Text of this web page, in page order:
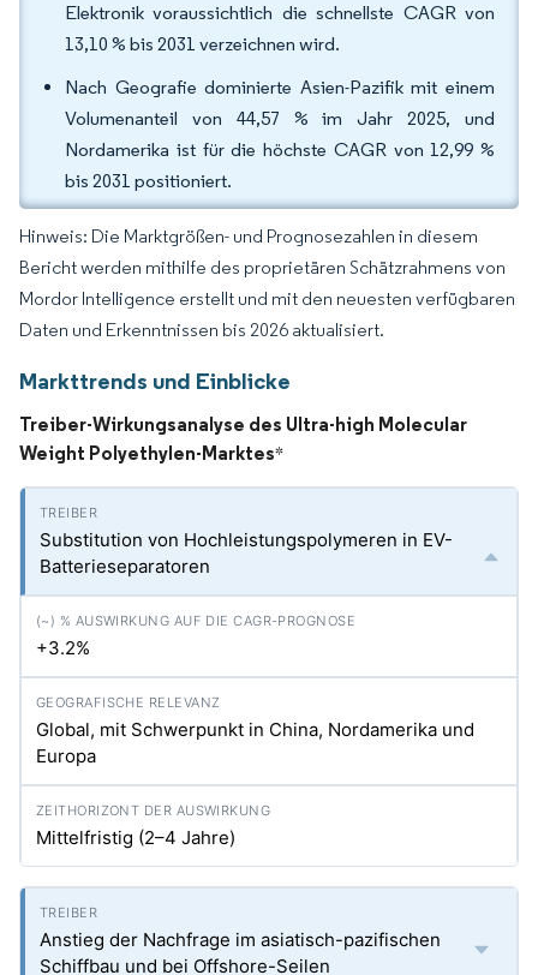
Elektronik voraussichtlich die schnellste CAGR von
13,10 % bis 2031 verzeichnen wird.
Nach Geografie dominierte Asien-Pazifik mit einem
Volumenanteil von 44,57 % im Jahr 2025, und
Nordamerika ist für die höchste CAGR von 12,99 %
bis 2031 positioniert.
Hinweis: Die Marktgrößen- und Prognosezahlen in diesem
Bericht werden mithilfe des proprietären Schätzrahmens von
Mordor Intelligence erstellt und mit den neuesten verfügbaren
Daten und Erkenntnissen bis 2026 aktualisiert.
Markttrends und Einblicke
Treiber-Wirkungsanalyse des Ultra-high Molecular
Weight Polyethylen-Marktes*
Substitution von Hochleistungspolymeren in EV-
Batterieseparatoren
+3.2%
Global, mit Schwerpunkt in China, Nordamerika und
Europa
Mittelfristig (2–4 Jahre)
Anstieg der Nachfrage im asiatisch-pazifischen
Schiffbau und bei Offshore-Seilen